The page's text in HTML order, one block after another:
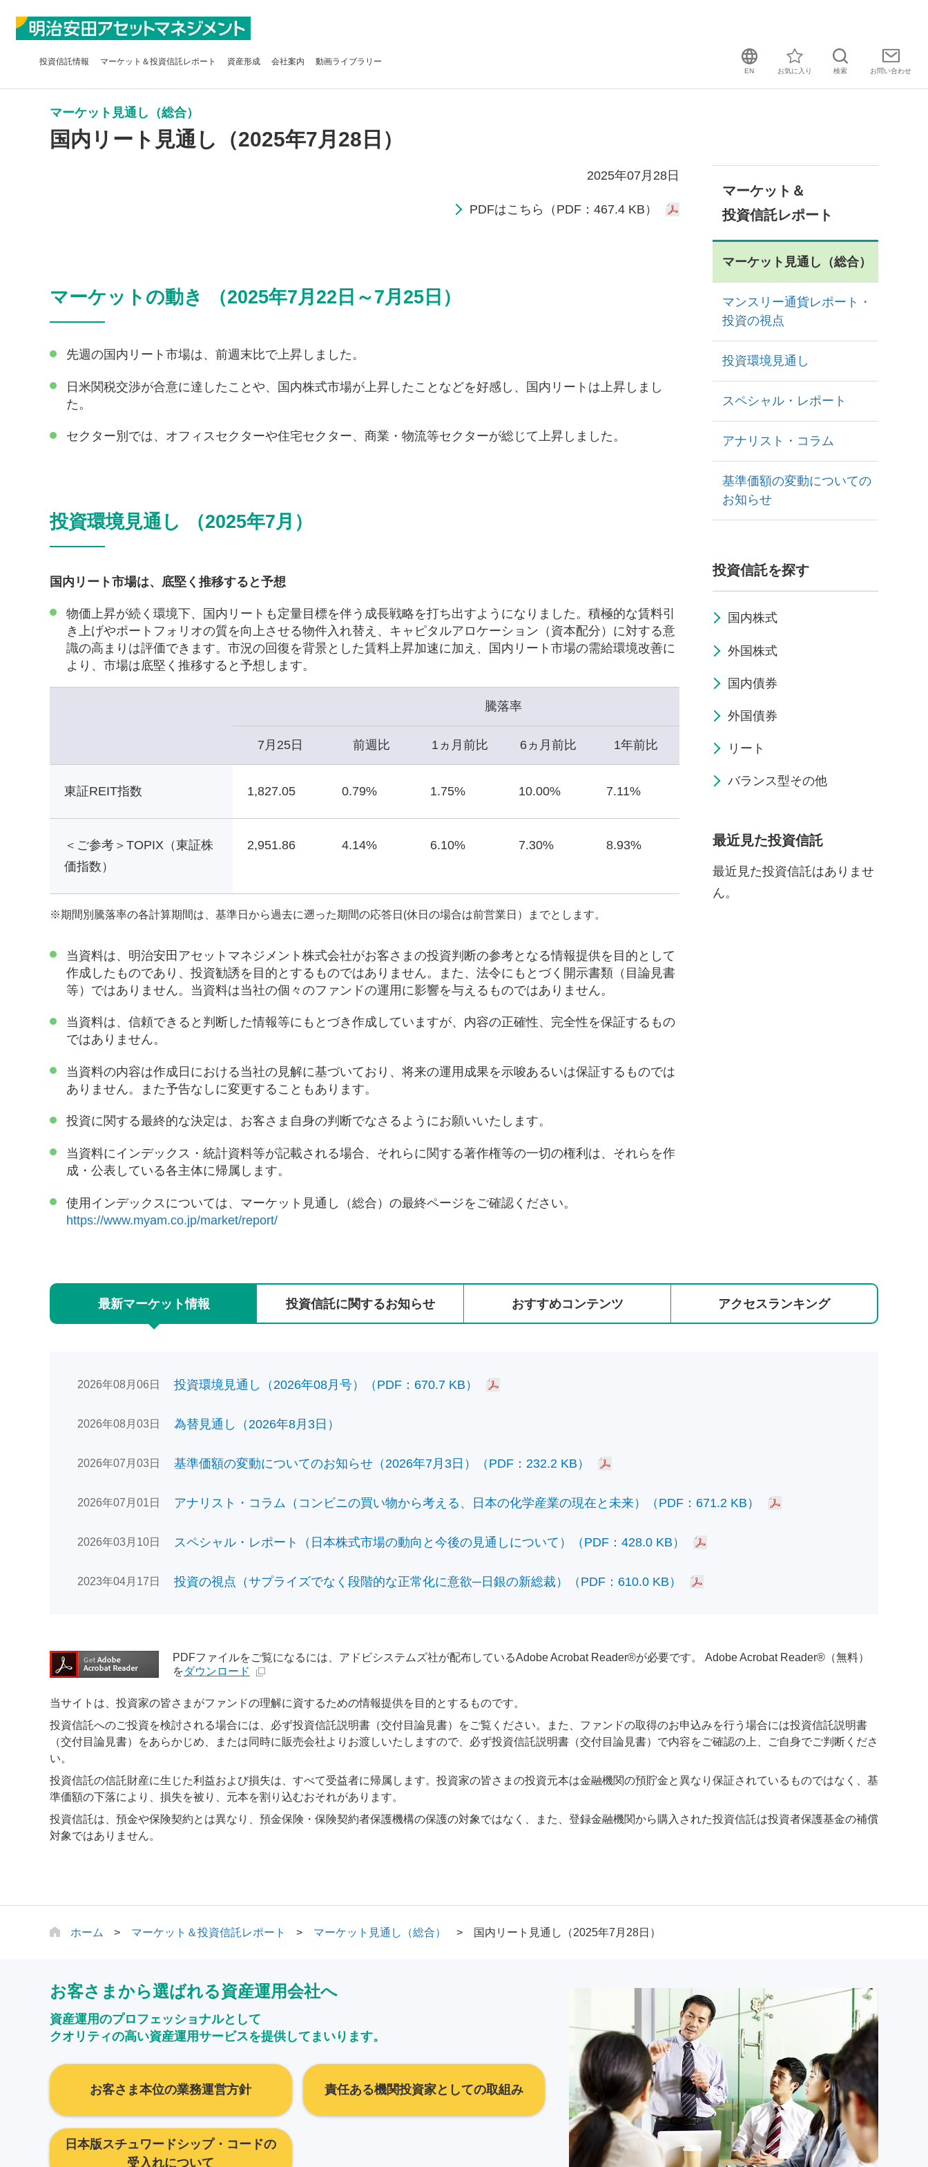
投資信託情報 マーケット＆投資信託レポート 資産形成 会社案内 動画ライブラリー
EN お気に入り 検索 お問い合わせ
マーケット見通し（総合）
国内リート見通し（2025年7月28日）
2025年07月28日
PDFはこちら（PDF：467.4 KB）
マーケットの動き （2025年7月22日～7月25日）
先週の国内リート市場は、前週末比で上昇しました。
日米関税交渉が合意に達したことや、国内株式市場が上昇したことなどを好感し、国内リートは上昇しまし
た。
セクター別では、オフィスセクターや住宅セクター、商業・物流等セクターが総じて上昇しました。
投資環境見通し （2025年7月）
国内リート市場は、底堅く推移すると予想
物価上昇が続く環境下、国内リートも定量目標を伴う成長戦略を打ち出すようになりました。積極的な賃料引
き上げやポートフォリオの質を向上させる物件入れ替え、キャピタルアロケーション（資本配分）に対する意
識の高まりは評価できます。市況の回復を背景とした賃料上昇加速に加え、国内リート市場の需給環境改善に
より、市場は底堅く推移すると予想します。
騰落率
7月25日 前週比 1ヵ月前比 6ヵ月前比 1年前比
東証REIT指数 1,827.05 0.79% 1.75% 10.00% 7.11%
＜ご参考＞TOPIX（東証株
価指数）
2,951.86 4.14% 6.10% 7.30% 8.93%
※期間別騰落率の各計算期間は、基準日から過去に遡った期間の応答日(休日の場合は前営業日）までとします。
当資料は、明治安田アセットマネジメント株式会社がお客さまの投資判断の参考となる情報提供を目的として
作成したものであり、投資勧誘を目的とするものではありません。また、法令にもとづく開示書類（目論見書
等）ではありません。当資料は当社の個々のファンドの運用に影響を与えるものではありません。
当資料は、信頼できると判断した情報等にもとづき作成していますが、内容の正確性、完全性を保証するもの
ではありません。
当資料の内容は作成日における当社の見解に基づいており、将来の運用成果を示唆あるいは保証するものでは
ありません。また予告なしに変更することもあります。
投資に関する最終的な決定は、お客さま自身の判断でなさるようにお願いいたします。
当資料にインデックス・統計資料等が記載される場合、それらに関する著作権等の一切の権利は、それらを作
成・公表している各主体に帰属します。
使用インデックスについては、マーケット見通し（総合）の最終ページをご確認ください。
https://www.myam.co.jp/market/report/
マーケット＆
投資信託レポート
マーケット見通し（総合）
マンスリー通貨レポート・
投資の視点
投資環境見通し
スペシャル・レポート
アナリスト・コラム
基準価額の変動についての
お知らせ
投資信託を探す
国内株式
外国株式
国内債券
外国債券
リート
バランス型その他
最近見た投資信託
最近見た投資信託はありませ
ん。
最新マーケット情報 投資信託に関するお知らせ おすすめコンテンツ アクセスランキング
2026年08月06日 投資環境見通し（2026年08月号）（PDF：670.7 KB）
2026年08月03日 為替見通し（2026年8月3日）
2026年07月03日 基準価額の変動についてのお知らせ（2026年7月3日）（PDF：232.2 KB）
2026年07月01日 アナリスト・コラム（コンビニの買い物から考える、日本の化学産業の現在と未来）（PDF：671.2 KB）
2026年03月10日 スペシャル・レポート（日本株式市場の動向と今後の見通しについて）（PDF：428.0 KB）
2023年04月17日 投資の視点（サプライズでなく段階的な正常化に意欲─日銀の新総裁）（PDF：610.0 KB）
PDFファイルをご覧になるには、アドビシステムズ社が配布しているAdobe Acrobat Reader®が必要です。 Adobe Acrobat Reader®（無料）
をダウンロード
当サイトは、投資家の皆さまがファンドの理解に資するための情報提供を目的とするものです。
投資信託へのご投資を検討される場合には、必ず投資信託説明書（交付目論見書）をご覧ください。また、ファンドの取得のお申込みを行う場合には投資信託説明書
（交付目論見書）をあらかじめ、または同時に販売会社よりお渡しいたしますので、必ず投資信託説明書（交付目論見書）で内容をご確認の上、ご自身でご判断くださ
い。
投資信託の信託財産に生じた利益および損失は、すべて受益者に帰属します。投資家の皆さまの投資元本は金融機関の預貯金と異なり保証されているものではなく、基
準価額の下落により、損失を被り、元本を割り込むおそれがあります。
投資信託は、預金や保険契約とは異なり、預金保険・保険契約者保護機構の保護の対象ではなく、また、登録金融機関から購入された投資信託は投資者保護基金の補償
対象ではありません。
ホーム マーケット＆投資信託レポート マーケット見通し（総合） 国内リート見通し（2025年7月28日）
お客さまから選ばれる資産運用会社へ
資産運用のプロフェッショナルとして
クオリティの高い資産運用サービスを提供してまいります。
お客さま本位の業務運営方針 責任ある機関投資家としての取組み
日本版スチュワードシップ・コードの
受入れについて